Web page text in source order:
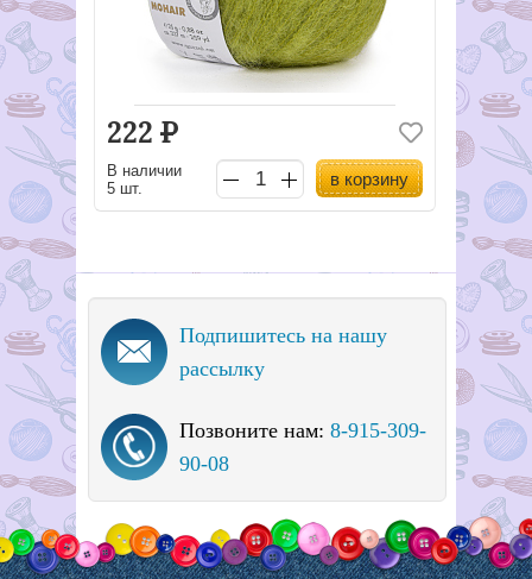
222 Р
В наличии
5 шт.
в корзину
Подпишитесь на нашу
рассылку
Позвоните нам: 8-915-309-
90-08